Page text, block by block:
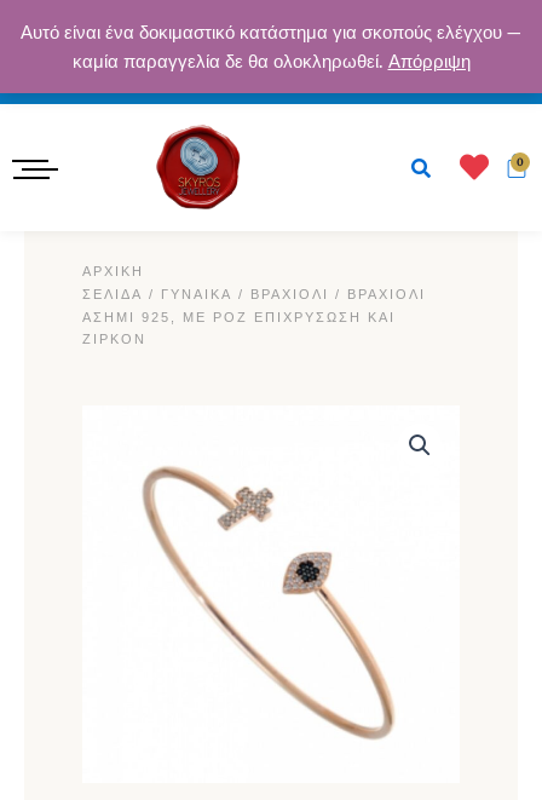
Αυτό είναι ένα δοκιμαστικό κατάστημα για σκοπούς ελέγχου —
καμία παραγγελία δε θα ολοκληρωθεί. Απόρριψη
στο
περιεχόμενο
ΔΩΡΕΆΝ ΑΠΟΣΤΟΛΉ ΓΙΑ ΠΑΡΑΓΓΕΛΊΕΣ ΆΝΩ ΤΩΝ 50€ · ΑΣΦΑΛΕΊΣ
ΠΛΗΡΩΜΈΣ · ΕΓΓΎΗΣΗ ΠΟΙΌΤΗΤΑΣ
0
ΑΡΧΙΚΉ
ΣΕΛΊΔΑ / ΓΥΝΑΙΚΑ / ΒΡΑΧΙΌΛΙ
/ ΒΡΑΧΙΌΛΙ
ΑΣΉΜΙ 925, ΜΕ ΡΟΖ ΕΠΙΧΡΎΣΩΣΗ ΚΑΙ
ΖΙΡΚΌΝ